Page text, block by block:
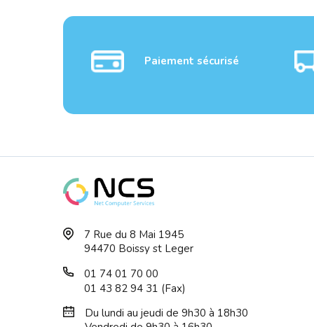
Boitier Micro ATX
AEROCOOL One Mini ...
Paiement sécurisé
7 Rue du 8 Mai 1945
94470 Boissy st Leger
01 74 01 70 00
01 43 82 94 31 (Fax)
Du lundi au jeudi de 9h30 à 18h30